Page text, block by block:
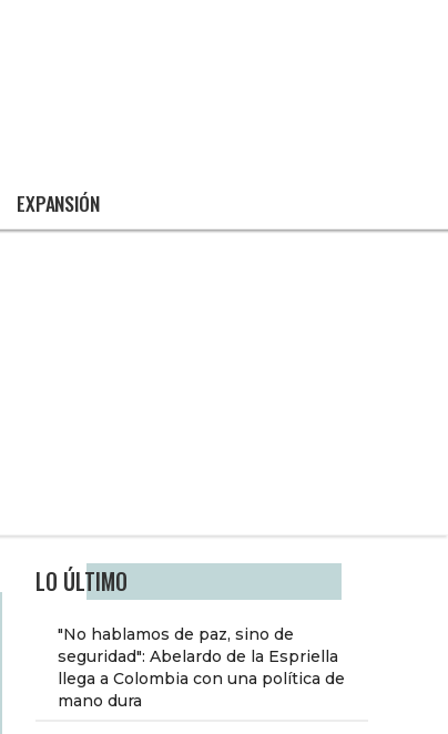
EXPANSIÓN
LO ÚLTIMO
"No hablamos de paz, sino de
seguridad": Abelardo de la Espriella
llega a Colombia con una política de
mano dura